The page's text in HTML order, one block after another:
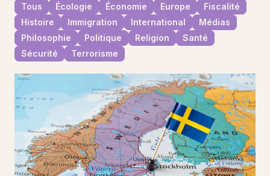
Tous Écologie Économie Europe
Fiscalité
Histoire
Immigration International
Médias
Philosophie
Politique Religion
Santé
Sécurité
Terrorisme